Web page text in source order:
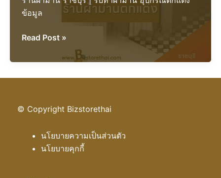
ข้อมูล
ร้าน
ม่าน
Read Post »
© Copyright Bizstorethai
นโยบายความเป็นส่วนตัว
นโยบายคุกกี้